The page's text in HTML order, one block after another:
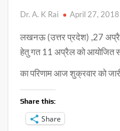
जारी
सर्कुलर
Dr. A. K Rai April 27, 2018
लखनऊ (उत्तर प्रदेश) ,27
हेतु गत 11 अप्रैल को आयोजित
का परिणाम आज शुक्रवार को
Share this:
Share